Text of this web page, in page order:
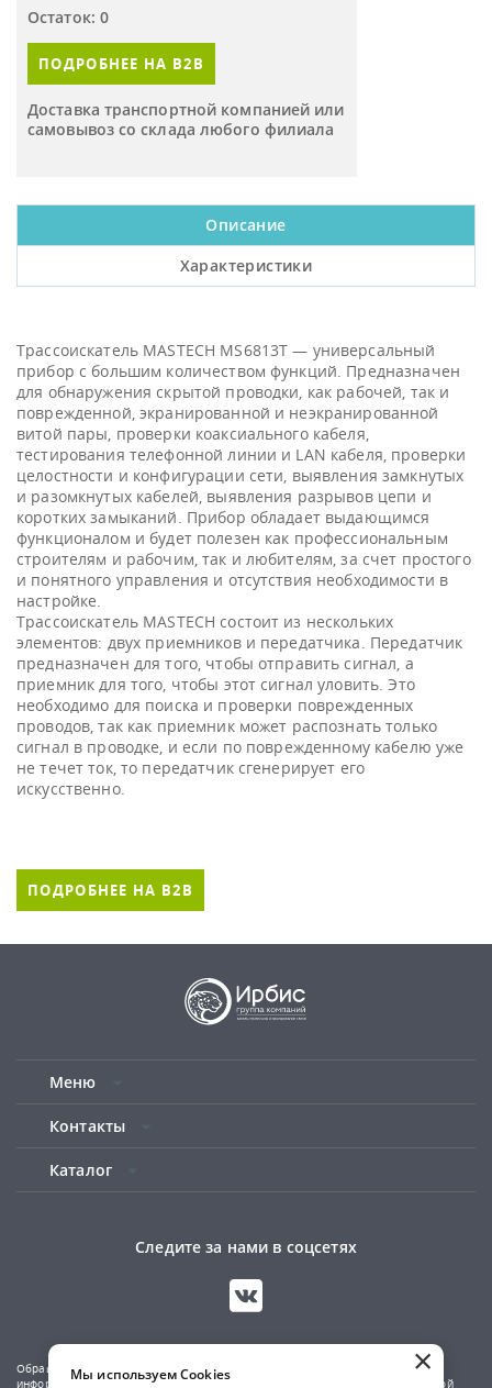
Остаток: 0
ПОДРОБНЕЕ НА B2B
Доставка транспортной компанией или
самовывоз со склада любого филиала
Описание
Характеристики
Трассоискатель MASTECH MS6813T — универсальный
прибор с большим количеством функций. Предназначен
для обнаружения скрытой проводки, как рабочей, так и
поврежденной, экранированной и неэкранированной
витой пары, проверки коаксиального кабеля,
тестирования телефонной линии и LAN кабеля, проверки
целостности и конфигурации сети, выявления замкнутых
и разомкнутых кабелей, выявления разрывов цепи и
коротких замыканий. Прибор обладает выдающимся
функционалом и будет полезен как профессиональным
строителям и рабочим, так и любителям, за счет простого
и понятного управления и отсутствия необходимости в
настройке.
Трассоискатель MASTECH состоит из нескольких
элементов: двух приемников и передатчика. Передатчик
предназначен для того, чтобы отправить сигнал, а
приемник для того, чтобы этот сигнал уловить. Это
необходимо для поиска и проверки поврежденных
проводов, так как приемник может распознать только
сигнал в проводке, и если по поврежденному кабелю уже
не течет ток, то передатчик сгенерирует его
искусственно.
ПОДРОБНЕЕ НА B2B
Меню
Контакты
Каталог
Следите за нами в соцсетях
Обращаем ваше внимание на то, что данный сайт носит исключительно
информационный характер и не является публичной офертой, определяемой
×
Мы используем Cookies